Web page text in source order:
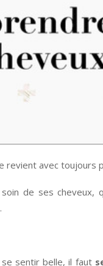
revient avec toujours
de ses cheveux,
sentir belle, il faut